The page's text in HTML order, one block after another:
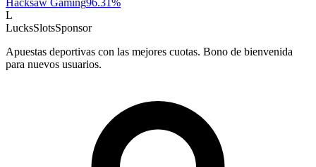
Hacksaw Gaming96.31%
L
LucksSlotsSponsor
Apuestas deportivas con las mejores cuotas. Bono de bienvenida
para nuevos usuarios.